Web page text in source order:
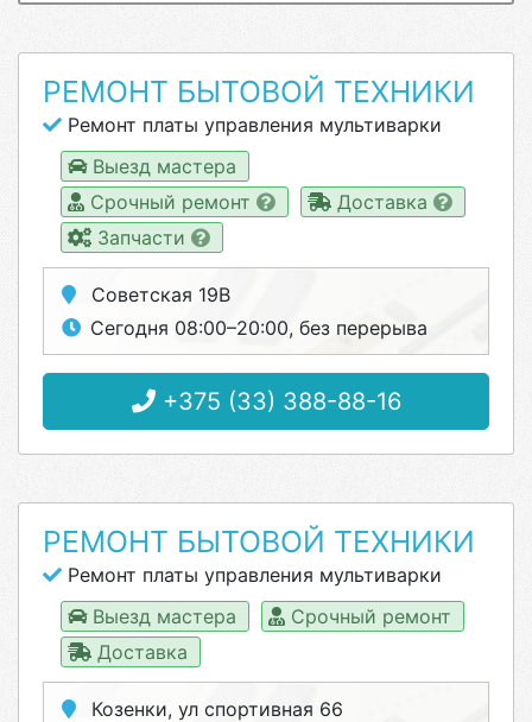
РЕМОНТ БЫТОВОЙ ТЕХНИКИ
Ремонт платы управления мультиварки
Выезд мастера
Срочный ремонт
Доставка
Запчасти
Советская 19В
Сегодня 08:00–20:00, без перерыва
+375 (33) 388-88-16
РЕМОНТ БЫТОВОЙ ТЕХНИКИ
Ремонт платы управления мультиварки
Выезд мастера
Срочный ремонт
Доставка
Козенки, ул спортивная 66